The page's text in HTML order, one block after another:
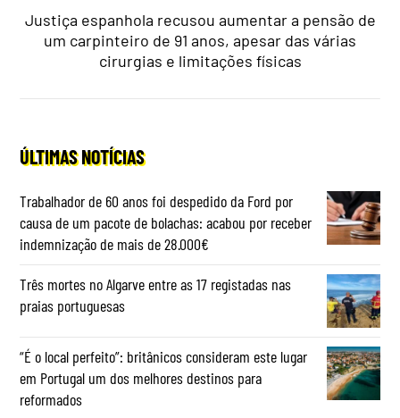
Justiça espanhola recusou aumentar a pensão de
um carpinteiro de 91 anos, apesar das várias
cirurgias e limitações físicas
ÚLTIMAS NOTÍCIAS
Trabalhador de 60 anos foi despedido da Ford por
causa de um pacote de bolachas: acabou por receber
indemnização de mais de 28.000€
Três mortes no Algarve entre as 17 registadas nas
praias portuguesas
“É o local perfeito”: britânicos consideram este lugar
em Portugal um dos melhores destinos para
reformados